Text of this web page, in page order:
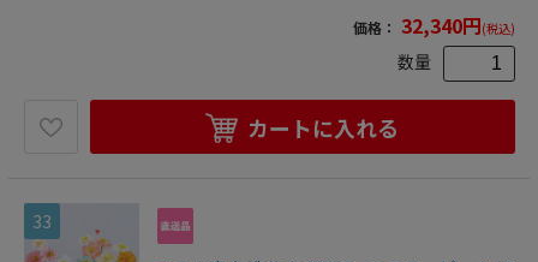
価格： 32,340円(税込)
数量
カートに入れる
33